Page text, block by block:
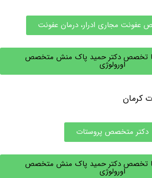
مجاری ادرار، درمان عفونت
دکتر حمید پاک منش متخصص
اورولوژی
پروستات
دکتر حمید پاک منش متخصص
اورولوژی